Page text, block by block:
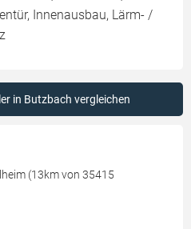
Innenausbau, Lärm- /
in Butzbach vergleichen
(13km von 35415